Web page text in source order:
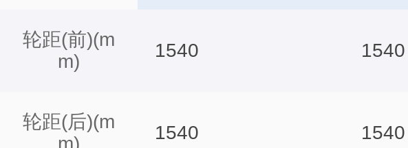
轮距(前)(m
m)
轮距(后)(m
m)
1540 1540
1540 1540